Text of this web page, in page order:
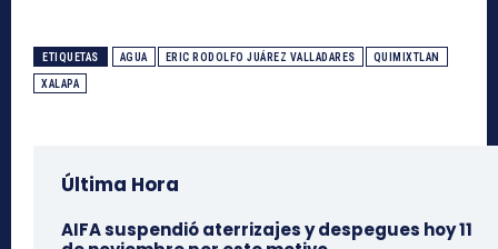
ETIQUETAS AGUA ERIC RODOLFO JUÁREZ VALLADARES QUIMIXTLAN
XALAPA
Última Hora
AIFA suspendió aterrizajes y despegues hoy 11